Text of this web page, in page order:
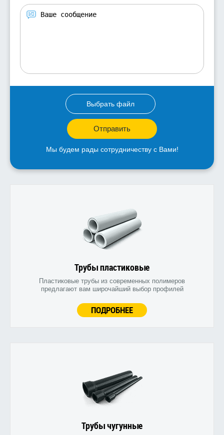
Выбрать файл
Отправить
Мы будем рады сотрудничеству с Вами!
Трубы пластиковые
Пластиковые трубы из современных полимеров
предлагают вам широчайший выбор профилей
ПОДРОБНЕЕ
Трубы чугунные